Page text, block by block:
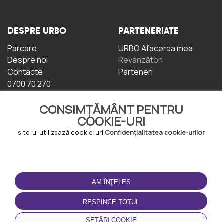
CONSIMȚĂMÂNT PENTRU
COOKIE-URI
site-ul utilizează cookie-uri Confidențialitatea cookie-urilor
AM ÎNŢELES
RESPINGE TOTUL
SETĂRI COOKIE
DESPRE URBO
Parcare
Despre noi
Contacte
0700 70 270
PARTENERIATE
URBO Afacerea mea
Revânzători
Parteneri
TERMENI DE UTILIZARE
Termeni și condiții
Politica de
Confidențialitate
Politica de cookie-uri
DESCĂRCAȚI
APLICAȚIA